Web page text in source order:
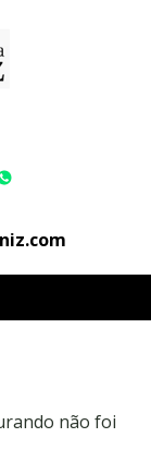
não foi